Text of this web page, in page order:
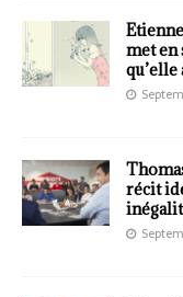
met en
qu’elle
récit